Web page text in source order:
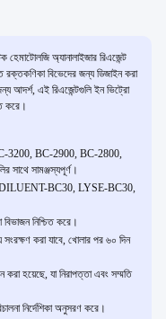
হেমাটোলজি অ্যানালাইজার রিএজেন্ট
বিভেদের জন্য ডিজাইন করা
আদর্শ, এই রিএজেন্টগুলি ইন ভিট্রো
করে।
3200, BC-2900, BC-2800,
সাথে সামঞ্জস্যপূর্ণ।
DILUENT-BC30, LYSE-BC30,
নিশ্চিত করে।
করা যাবে, খোলার পর ৬০ দিন
করা হয়েছে, যা নিরাপত্তা এবং সম্মতি
নির্দেশিকা অনুসরণ করে।